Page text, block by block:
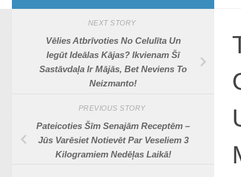
NEXT STORY
Vēlies Atbrīvoties No Celulīta Un
Iegūt Ideālas Kājas? Ikvienam Šī
Sastāvdaļa Ir Mājās, Bet Neviens To
Neizmanto!
PREVIOUS STORY
Pateicoties Šīm Senajām Receptēm –
Jūs Varēsiet Notievēt Par Veseliem 3
Kilogramiem Nedēļas Laikā!